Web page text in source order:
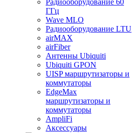
Радиооборудование 60
ГГц
Wave MLO
Радиооборудование LTU
airMAX
airFiber
Антенны Ubiquiti
Ubiquiti GPON
UISP маршрутизаторы и
коммутаторы
EdgeMax
маршрутизаторы и
коммутаторы
AmpliFi
Аксессуары